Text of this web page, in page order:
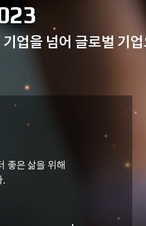
업을 넘어 글로벌 기
좋은 삶을 위해
.